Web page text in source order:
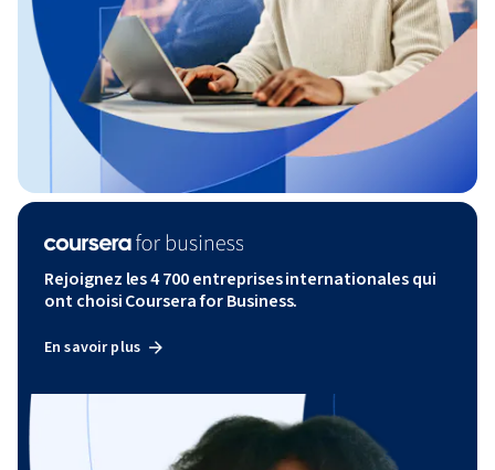
Rejoignez les 4 700 entreprises internationales qui
ont choisi Coursera for Business.
En savoir plus